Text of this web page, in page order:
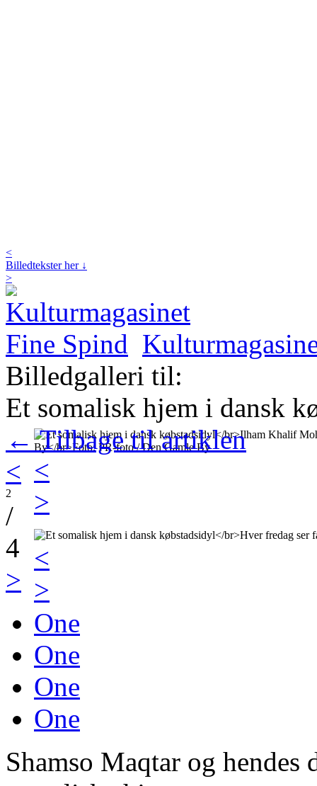
<
>
<
>
<
Billedtekster her ↓
>
Billedgalleri til:
Et somalisk hjem i dansk
← Tilbage til artiklen
<
2
/
4
>
One
One
One
One
Shamso Maqtar og